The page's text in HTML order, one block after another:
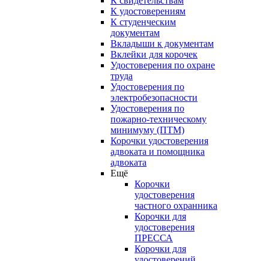
К удостоверениям
К студенческим
документам
Вкладыши к документам
Вклейки для корочек
Удостоверения по охране
труда
Удостоверения по
электробезопасности
Удостоверения по
пожарно-техническому
минимуму (ПТМ)
Корочки удостоверения
адвоката и помощника
адвоката
Ещё
Корочки
удостоверения
частного охранника
Корочки для
удостоверения
ПРЕССА
Корочки для